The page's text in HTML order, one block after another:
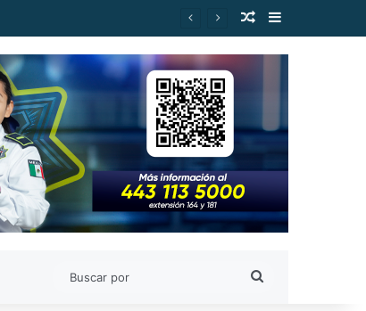
Publicación al
Barra lateral